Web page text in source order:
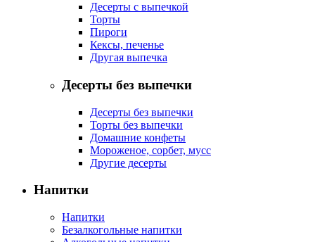
Десерты с выпечкой
Торты
Пироги
Кексы, печенье
Другая выпечка
Десерты без выпечки
Десерты без выпечки
Торты без выпечки
Домашние конфеты
Мороженое, сорбет, мусс
Другие десерты
Напитки
Напитки
Безалкогольные напитки